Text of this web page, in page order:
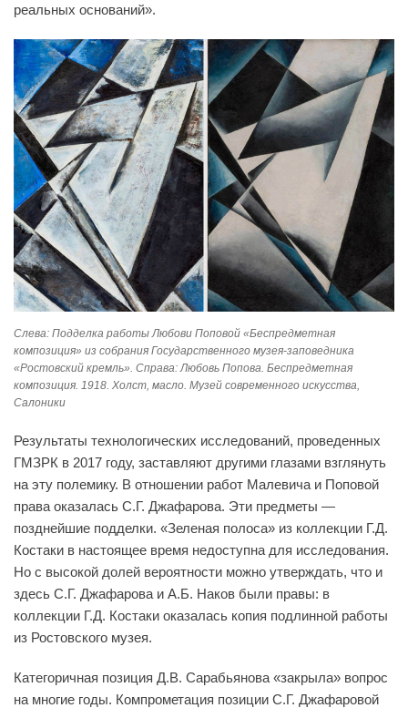
реальных оснований».
Слева: Подделка работы Любови Поповой «Беспредметная
композиция» из собрания Государственного музея-заповедника
«Ростовский кремль». Справа: Любовь Попова. Беспредметная
композиция. 1918. Холст, масло. Музей современного искусства,
Салоники
Результаты технологических исследований, проведенных
ГМЗРК в 2017 году, заставляют другими глазами взглянуть
на эту полемику. В отношении работ Малевича и Поповой
права оказалась С.Г. Джафарова. Эти предметы —
позднейшие подделки. «Зеленая полоса» из коллекции Г.Д.
Костаки в настоящее время недоступна для исследования.
Но с высокой долей вероятности можно утверждать, что и
здесь С.Г. Джафарова и А.Б. Наков были правы: в
коллекции Г.Д. Костаки оказалась копия подлинной работы
из Ростовского музея.
Категоричная позиция Д.В. Сарабьянова «закрыла» вопрос
на многие годы. Компрометация позиции С.Г. Джафаровой